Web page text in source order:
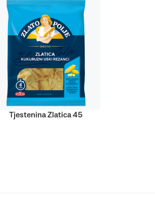
Tjestenina Zlatica 45